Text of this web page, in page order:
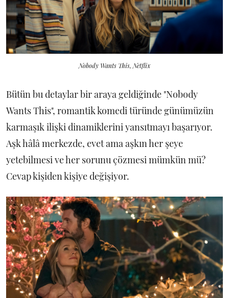
Nobody Wants This, Netflix
Bütün bu detaylar bir araya geldiğinde "Nobody
Wants This", romantik komedi türünde günümüzün
karmaşık ilişki dinamiklerini yansıtmayı başarıyor.
Aşk hâlâ merkezde, evet ama aşkın her şeye
yetebilmesi ve her sorunu çözmesi mümkün mü?
Cevap kişiden kişiye değişiyor.